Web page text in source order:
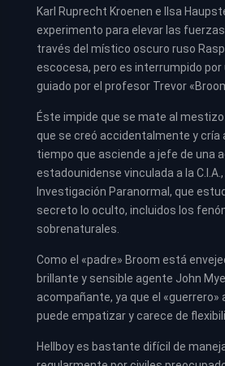
Karl Ruprecht Kroenen e Ilsa
experimento para elevar las
través del místico oscuro ruso
escocesa, pero es interrumpido por
guiado por el profesor Trevor
Éste impide que se mate al
que se creó accidentalmente y cría
tiempo que asciende a jefe de una
estadounidense vinculada a la
Investigación Paranormal, que
secreto lo oculto, incluidos los
sobrenaturales.
Como el «padre» Broom está
brillante y sensible agente John
acompañante, ya que el «guerrero»
puede empatizar y carece de
Hellboy es bastante difícil de